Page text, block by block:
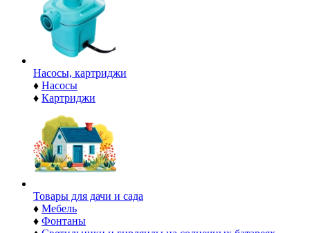
Насосы, картриджи
♦ Насосы
♦ Картриджи
Товары для дачи и сада
♦ Мебель
♦ Фонтаны